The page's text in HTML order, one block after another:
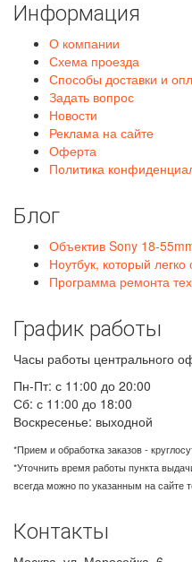
Информация
О компании
Схема проезда
Способы доставки и
Задать вопрос
Новости
Реклама на сайте
Оферта
Политика
Блог
Объектив Sony 18-
Ноутбук, который
Программа ремонта
График работы
Часы работы центрального
Пн-Пт: с 11:00 до 20:00
Сб: с 11:00 до 18:00
Воскресенье: выходной
*Прием и обработка заказов -
*Уточнить время работы пункта
всегда можно по указанным на сайте
Контакты